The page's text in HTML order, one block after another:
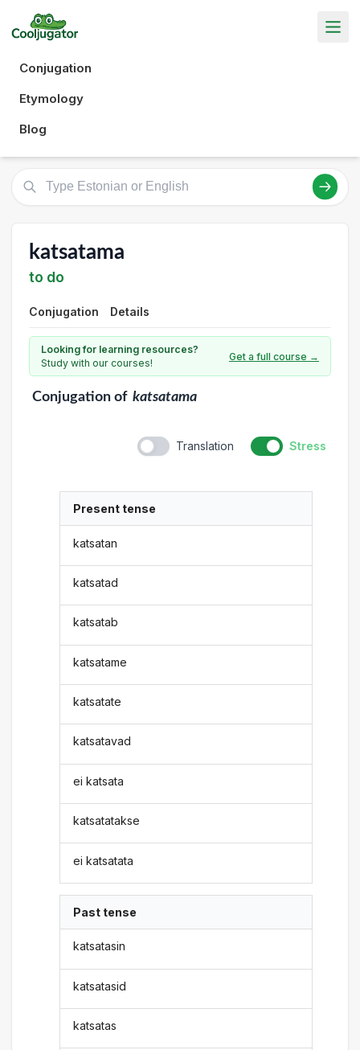
Conjugation
Etymology
Blog
katsatama
to do
Conjugation Details
Looking for learning resources?
Study with our courses!
Get a full course →
Conjugationof katsatama
Translation Stress
Present tense
katsatan
katsatad
katsatab
katsatame
katsatate
katsatavad
ei katsata
katsatatakse
ei katsatata
Past tense
katsatasin
katsatasid
katsatas